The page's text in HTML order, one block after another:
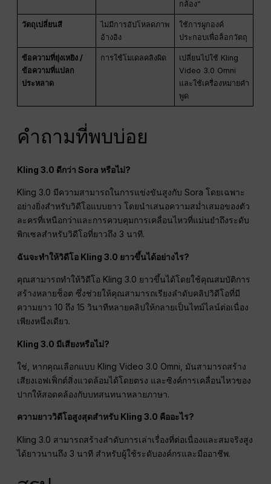
กล้อง”
วัตถุเปลี่ยนสี
ไม่มีการอัปโหลดภาพ
อ้างอิง
ใช้การผูกองค์
ประกอบเพื่อล็อกวัตถุ
ข้อความที่ยุ่งเหยิง /
ข้อความที่แปลก
ประหลาด
การใช้โมเดลคลิงผิด
เปลี่ยนไปใช้ Kling
Video 3.0 Omni
และใช้เครื่องหมายคำ
พูด
คำถามที่พบบ่อย
Kling 3.0 ดีกว่า Sora หรือไม่?
Kling 3.0 มีความสามารถในการแข่งขันสูงกับ Sora โดยเฉพาะ
อย่างยิ่งสำหรับวิดีโอแบบยาว โดยนำเสนอความสม่ำเสมอของตัว
ละครที่เหนือกว่าและการควบคุมการเคลื่อนไหวที่แม่นยำถึงระดับ
พิกเซลสำหรับวิดีโอที่ยาวถึง 3 นาที.
ฉันจะทำให้วิดีโอ Kling 3.0 ยาวขึ้นได้อย่างไร?
คุณสามารถทำให้วิดีโอ Kling 3.0 ยาวขึ้นได้โดยใช้คุณสมบัติการ
สร้างหลายช็อต ซึ่งช่วยให้คุณสามารถเรียงลำดับคลิปวิดีโอที่มี
ความยาว 10 ถึง 15 วินาทีหลายคลิปให้กลายเป็นไทม์ไลน์ต่อเนื่อง
เพียงหนึ่งเดียว.
Kling 3.0 มีเสียงหรือไม่?
ใช่, หากคุณเลือกแบบ Kling Video 3.0 Omni, มันสามารถสร้าง
เสียงเอฟเฟ็กต์สิ่งแวดล้อมได้โดยตรง และซิงค์การเคลื่อนไหวของ
ปากให้สอดคล้องกับบทสนทนาหลายภาษา.
ความยาววิดีโอสูงสุดสำหรับ Kling 3.0 คืออะไร?
Kling 3.0 สามารถสร้างลำดับการเล่าเรื่องที่ต่อเนื่องและสมจริงสูง
ได้ยาวนานถึง 3 นาที สำหรับผู้ใช้ระดับองค์กรและมืออาชีพ.